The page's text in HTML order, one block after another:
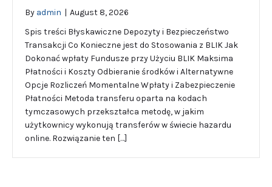
By admin | August 8, 2026
Spis treści Błyskawiczne Depozyty i Bezpieczeństwo
Transakcji Co Konieczne jest do Stosowania z BLIK Jak
Dokonać wpłaty Fundusze przy Użyciu BLIK Maksima
Płatności i Koszty Odbieranie środków i Alternatywne
Opcje Rozliczeń Momentalne Wpłaty i Zabezpieczenie
Płatności Metoda transferu oparta na kodach
tymczasowych przekształca metodę, w jakim
użytkownicy wykonują transferów w świecie hazardu
online. Rozwiązanie ten […]